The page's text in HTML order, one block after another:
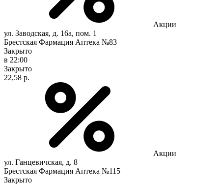
Акции
ул. Заводская, д. 16а, пом. 1
Брестская Фармация Аптека №83
Закрыто
в 22:00
Закрыто
22,58 р.
Акции
ул. Ганцевичская, д. 8
Брестская Фармация Аптека №115
Закрыто